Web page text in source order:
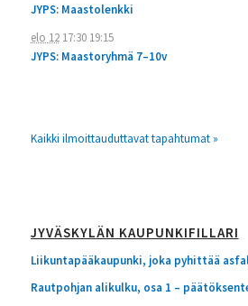
JYPS: Maastolenkki
elo 1217:30 19:15
JYPS: Maastoryhmä 7–10v
Kaikki ilmoittauduttavat tapahtumat »
JYVÄSKYLÄN KAUPUNKIFILLARI
Liikuntapääkaupunki, joka pyhittää
Rautpohjan alikulku, osa 1 –